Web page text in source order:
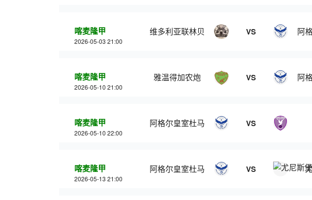
喀麦隆甲
2026-05-03 21:00
维多利亚联林贝 VS 阿
喀麦隆甲
2026-05-10 21:00
雅温得加农炮 VS 阿
喀麦隆甲
2026-05-10 22:00
阿格尔皇室杜马 VS
喀麦隆甲
2026-05-13 21:00
阿格尔皇室杜马 VS